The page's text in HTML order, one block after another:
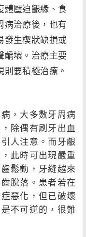
體壓迫齦緣、食
病治療後，也有
發生楔狀缺損或
齲壞。治療主要
要積極治療。
，大多數牙周病
除偶有刷牙出血
人注意。而牙齦
此時可出現嚴重
鬆動，牙縫越來
脫落。患者若在
惡化，但已破壞
不可逆的，很難